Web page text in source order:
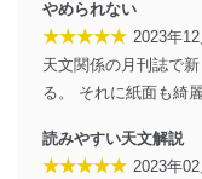
個人データ
システムを
個人デー
ソフトウェ
により、こ
情報システム
メール等に
やめられない
★★★★★ 2023年12
天文関係の月刊誌で
る。 それに紙面も綺
読みやすい天文解説
★★★★★ 2023年02